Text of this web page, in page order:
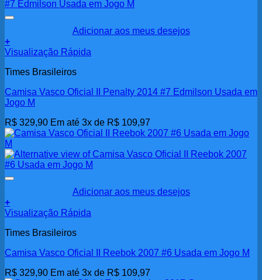
Adicionar aos meus desejos
+
Visualização Rápida
Times Brasileiros
Camisa Vasco Oficial II Penalty 2014 #7 Edmilson Usada em
Jogo M
R$ 329,90 Em até 3x de R$ 109,97
Adicionar aos meus desejos
+
Visualização Rápida
Times Brasileiros
Camisa Vasco Oficial II Reebok 2007 #6 Usada em Jogo M
R$ 329,90 Em até 3x de R$ 109,97